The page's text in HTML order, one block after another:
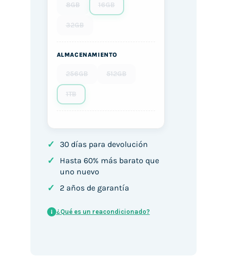
8GB 16GB
32GB
ALMACENAMIENTO
256GB 512GB
1TB
✓ 30 días para devolución
✓
Hasta 60% más barato que
uno nuevo
✓ 2 años de garantía
i ¿Qué es un reacondicionado?